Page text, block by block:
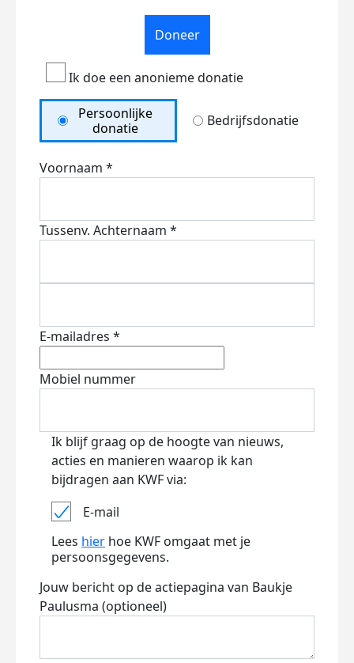
Doneer
Ik doe een anonieme donatie
Persoonlijke
donatie
Bedrijfsdonatie
Voornaam *
Tussenv. Achternaam *
E-mailadres *
Mobiel nummer
Ik blijf graag op de hoogte van nieuws,
acties en manieren waarop ik kan
bijdragen aan KWF via:
E-mail
Lees hier hoe KWF omgaat met je
persoonsgegevens.
Jouw bericht op de actiepagina van Baukje
Paulusma (optioneel)